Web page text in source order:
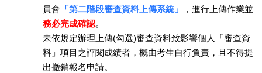
員會 「第二階段審查資料上傳系統」
，進行上傳作業並
務必完成確認。
未依規定辦理上傳(勾選)審查資料致影響個人「審查資
料」項目之評閱成績者，概由考生自行負責，且不得提
出撤銷報名申請。